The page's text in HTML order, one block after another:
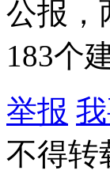
公报，
183个
举报
不得转